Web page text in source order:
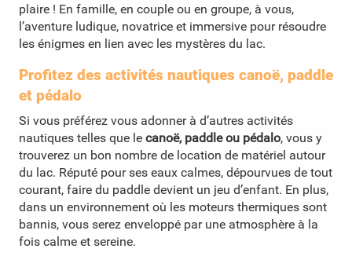
plaire ! En famille, en couple ou en groupe, à vous,
l’aventure ludique, novatrice et immersive pour résoudre
les énigmes en lien avec les mystères du lac.
Profitez des activités nautiques canoë, paddle
et pédalo
Si vous préférez vous adonner à d’autres activités
nautiques telles que le canoë, paddle ou pédalo, vous y
trouverez un bon nombre de location de matériel autour
du lac. Réputé pour ses eaux calmes, dépourvues de tout
courant, faire du paddle devient un jeu d’enfant. En plus,
dans un environnement où les moteurs thermiques sont
bannis, vous serez enveloppé par une atmosphère à la
fois calme et sereine.